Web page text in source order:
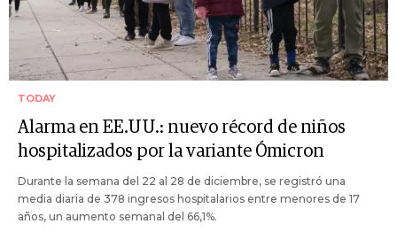
TODAY
Alarma en EE.UU.: nuevo récord de niños
hospitalizados por la variante Ómicron
Durante la semana del 22 al 28 de diciembre, se registró una
media diaria de 378 ingresos hospitalarios entre menores de 17
años, un aumento semanal del 66,1%.